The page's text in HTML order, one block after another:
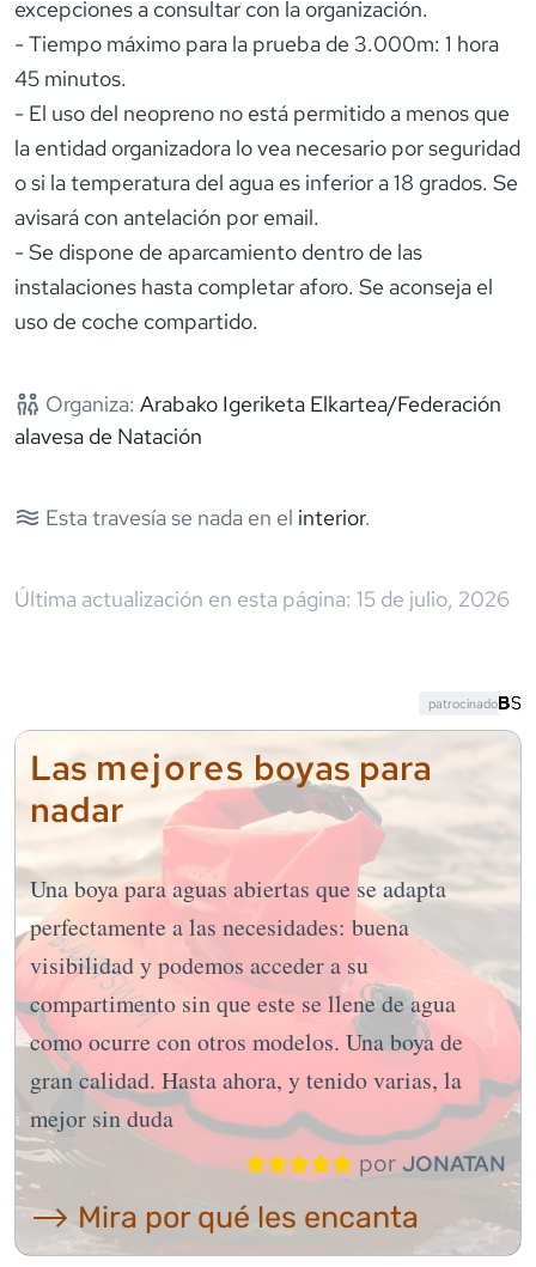
excepciones a consultar con la organización.
- Tiempo máximo para la prueba de 3.000m: 1 hora
45 minutos.
- El uso del neopreno no está permitido a menos que
la entidad organizadora lo vea necesario por seguridad
o si la temperatura del agua es inferior a 18 grados. Se
avisará con antelación por email.
- Se dispone de aparcamiento dentro de las
instalaciones hasta completar aforo. Se aconseja el
uso de coche compartido.
Organiza: Arabako Igeriketa Elkartea/Federación
alavesa de Natación
Esta travesía se nada en el interior.
Última actualización en esta página: 15 de julio, 2026
Las mejores boyas para
nadar
Una boya para aguas abiertas que se adapta
perfectamente a las necesidades: buena
visibilidad y podemos acceder a su
compartimento sin que este se llene de agua
como ocurre con otros modelos. Una boya de
gran calidad. Hasta ahora, y tenido varias, la
mejor sin duda
por JONATAN
⟶ Mira por qué les encanta
patrocinado